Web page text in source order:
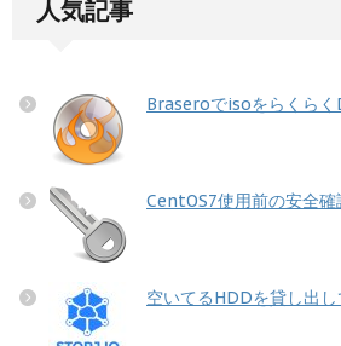
人気記事
Braseroでisoをらくらく
CentOS7使用前の安全
空いてるHDDを貸し出